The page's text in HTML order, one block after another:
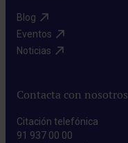
Blog​
Eventos​
Noticias​
Contacta con nosotros
Citación telefónica
91 937 00 00